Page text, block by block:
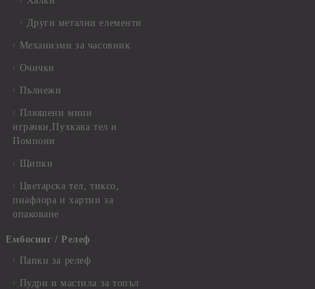
Други метални елементи
Механизми за часовник
Очички
Пълнежи
Плюшени мини
играчки,Пухкава тел и
Помпони
Щипки
Цветарска тел, тиксо,
пиафлора и хартии за
опаковане
Ембосинг / Релеф
Папки за релеф
Пудри и мастила за топъл